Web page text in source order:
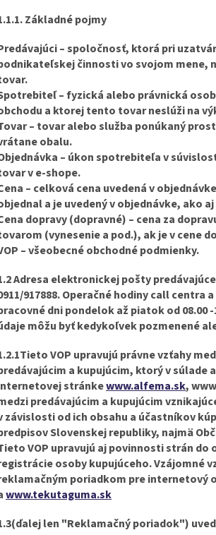
Základné pojmy
– spoločnosť, ktorá pri
činnosti vo svojom mene,
– fyzická alebo právnická
a ktorej tento tovar neslúži na
– tovar alebo služba ponúkaný
obalu.
– úkon spotrebiteľa v
v e-shope.
– celková cena uvedená v
a je uvedený v objednávke, ako
dopravy (dopravné) – cena za
(vynesenie a pod.), ak je v cene
– všeobecné obchodné podmienky.
Adresa elektronickej pošty
917888. Operačné hodiny call
dni pondelok až piatok od 08.00
môžu byť kedykoľvek pozmenené
VOP upravujú právne vzťahy
a kupujúcim, ktorý v súlade
stránkewww.alfema.sk,
predávajúcim a kupujúcim
závislosti od ich obsahu a účastníkov
Slovenskej republiky, najmä
VOP upravujú aj povinnosti strán
osoby kupujúceho. Vzájomné
poriadkom pre internetový
www.tekutaguma.sk
len "Reklamačný poriadok")